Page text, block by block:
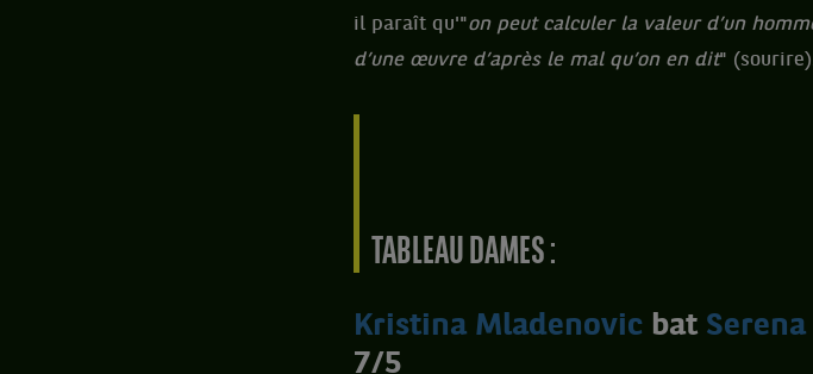
il paraît qu'"on peut calculer la valeur d’un
d’une œuvre d’après le mal qu’on en dit"
TABLEAU DAMES :
Kristina Mladenovic bat
7/5